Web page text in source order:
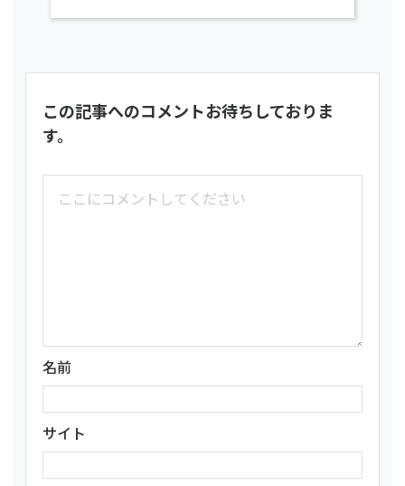
この記事へのコメントお待ちしておりま
す。
名前
サイト